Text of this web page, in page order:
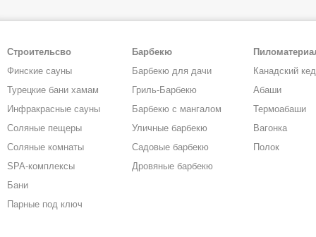
Строительсво
Финские сауны
Турецкие бани хамам
Инфракрасные сауны
Соляные пещеры
Соляные комнаты
SPA-комплексы
Бани
Парные под ключ
Барбекю
Барбекю для дачи
Гриль-Барбекю
Барбекю с мангалом
Уличные барбекю
Садовые барбекю
Дровяные барбекю
Канадский
Абаши
Термоабаши
Вагонка
Полок